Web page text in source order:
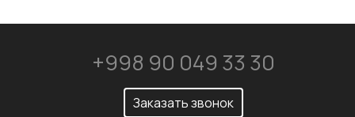
+998 90 049 33 30
Заказать звонок